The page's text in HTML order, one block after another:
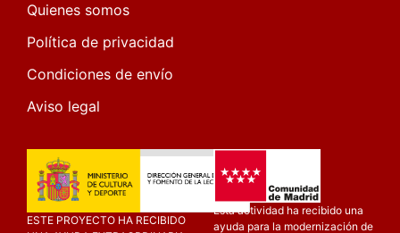
Quienes somos
Política de privacidad
Condiciones de envío
Aviso legal
ESTE PROYECTO HA RECIBIDO
Esta actividad ha recibido una
ayuda para la modernización de